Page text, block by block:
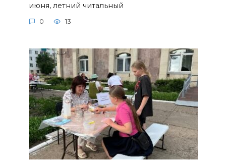
июня, летний читальный
0 13